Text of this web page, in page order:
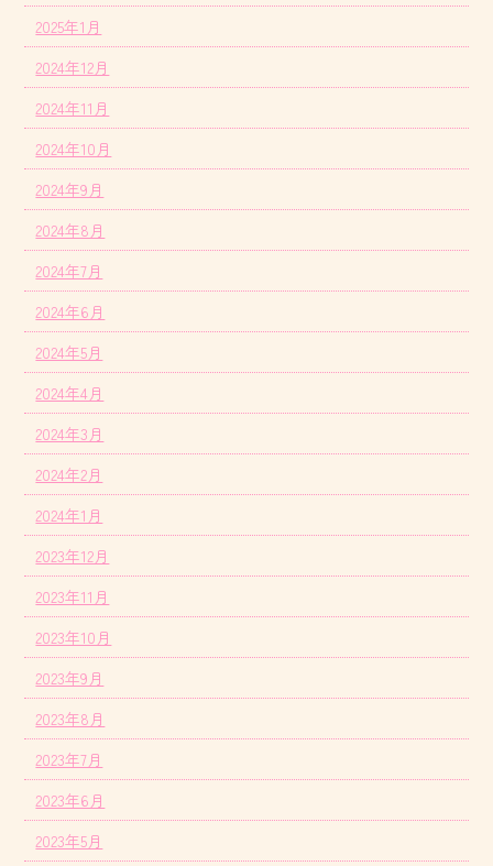
2025年1月
2024年12月
2024年11月
2024年10月
2024年9月
2024年8月
2024年7月
2024年6月
2024年5月
2024年4月
2024年3月
2024年2月
2024年1月
2023年12月
2023年11月
2023年10月
2023年9月
2023年8月
2023年7月
2023年6月
2023年5月